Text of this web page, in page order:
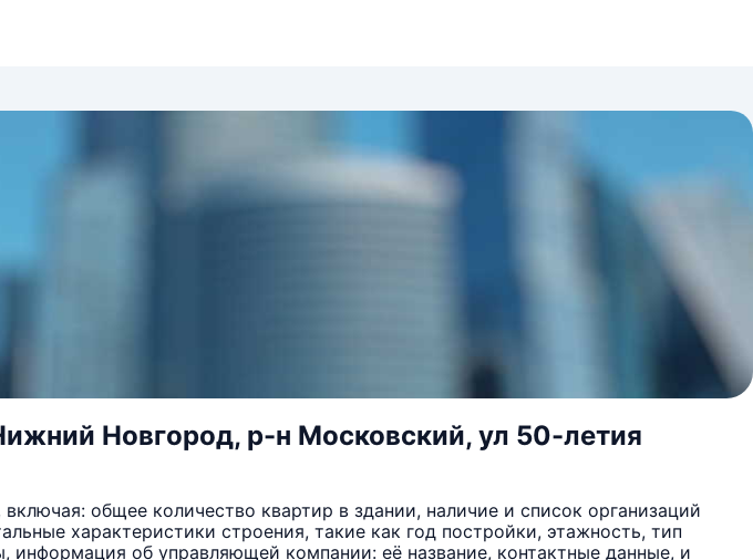
Новгород, р-н Московский, ул 50-летия
общее количество квартир в здании, наличие и список организаций
характеристики строения, такие как год постройки, этажность, тип
информация об управляющей компании: её название, контактные данные, и